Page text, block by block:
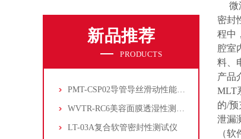
新品推荐
PRODUCTS
PMT-CSP02导管导丝滑动性能测试仪
WVTR-RC6美容面膜透湿性测试仪
LT-03A复合软管密封性测试仪
微
密封
程中
腔室
料、
产品
MLT
的/
泄漏
（